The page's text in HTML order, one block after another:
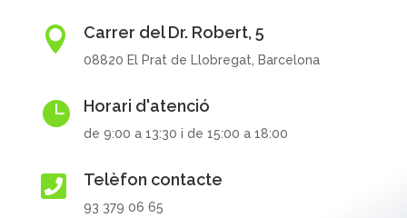
 Carrer del Dr. Robert, 5
08820 El Prat de Llobregat, Barcelona
 Horari d'atenció
de 9:00 a 13:30 i de 15:00 a 18:00
 Telèfon contacte
93 379 06 65